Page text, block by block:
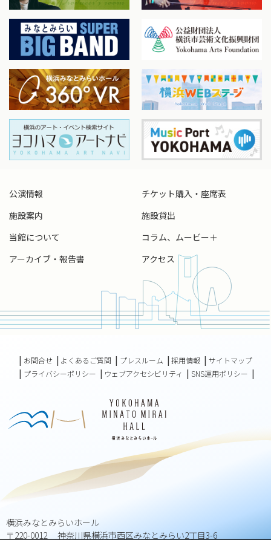
公演情報
チケット購入・座席表
施設案内
施設貸出
当館について
コラム、ムービー＋
アーカイブ・報告書
アクセス
お問合せ よくあるご質問 プレスルーム 採用情報
サイトマップ
プライバシーポリシー
ウェブアクセシビリティ SNS運用ポリシー
横浜みなとみらいホール
〒220-0012 神奈川県横浜市西区みなとみらい2丁目3-6